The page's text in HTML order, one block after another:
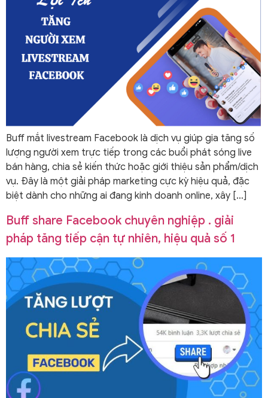
Buff mắt livestream Facebook là dịch vụ giúp gia tăng số
lượng người xem trực tiếp trong các buổi phát sóng live
bán hàng, chia sẻ kiến thức hoặc giới thiệu sản phẩm/dịch
vụ. Đây là một giải pháp marketing cực kỳ hiệu quả, đặc
biệt dành cho những ai đang kinh doanh online, xây […]
Buff share Facebook chuyên nghiệp . giải
pháp tăng tiếp cận tự nhiên, hiệu quả số 1